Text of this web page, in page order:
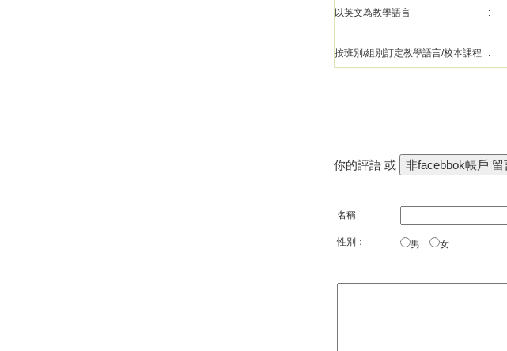
以英文為教學語言 :
按班別/組別訂定教學語言/校本課程 :
你的評語 或
名稱
性別：
男 女